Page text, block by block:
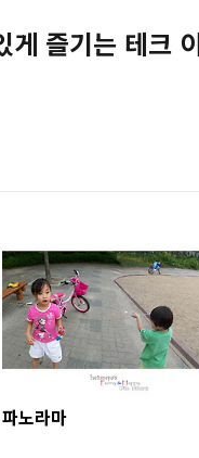
게 즐기는 테크
파노라마